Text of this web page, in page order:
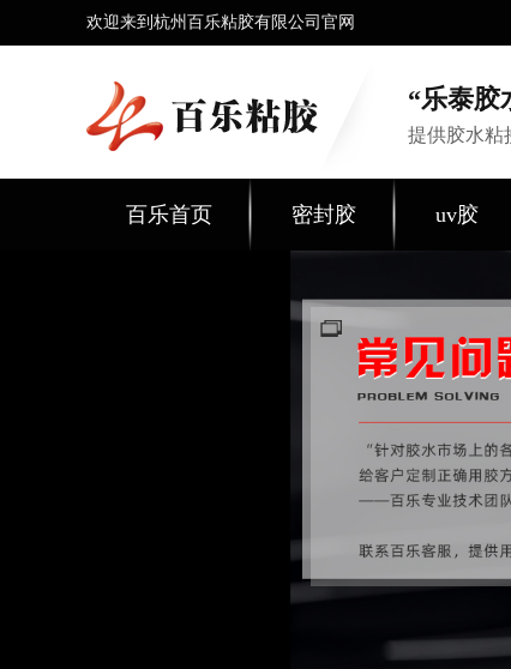
欢迎来到杭州百乐粘胶有限公司官网
“乐泰胶
提供胶水粘
百乐首页 密封胶 uv胶